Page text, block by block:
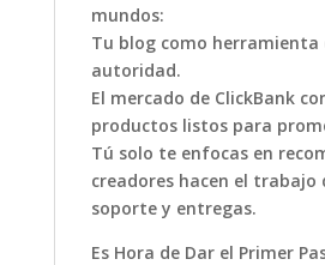
mundos:
Tu blog como herramienta
autoridad.
El mercado de ClickBank
productos listos para
Tú solo te enfocas en
creadores hacen el trabajo
soporte y entregas.
Es Hora de Dar el Primer